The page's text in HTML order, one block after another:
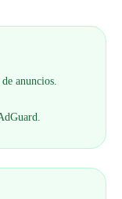
anuncios.